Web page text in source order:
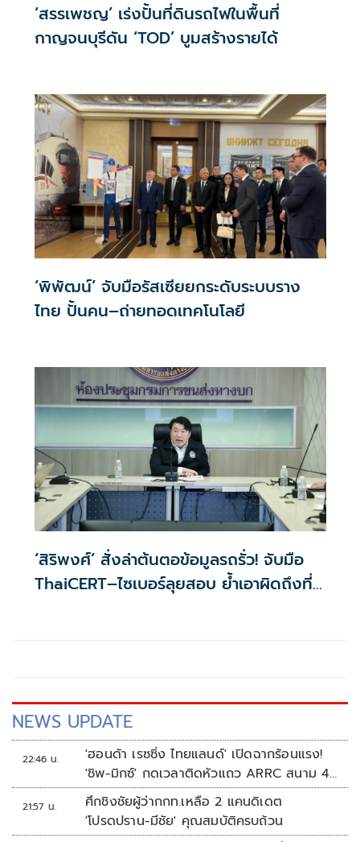
‘สรรเพชญ’ เร่งปั้นที่ดินรถไฟในพื้นที่
กาญจนบุรีดัน ‘TOD’ บูมสร้างรายได้
‘พิพัฒน์’ จับมือรัสเซียยกระดับระบบราง
ไทย ปั้นคน–ถ่ายทอดเทคโนโลยี
‘สิริพงศ์’ สั่งล่าต้นตอข้อมูลรถรั่ว! จับมือ
ThaiCERT–ไซเบอร์ลุยสอบ ย้ำเอาผิดถึงที่
NEWS UPDATE
22:46 น.
'ฮอนด้า เรซซิ่ง ไทยแลนด์' เปิดฉากร้อนแรง!
'ชิพ-มิกซ์' กดเวลาติดหัวแถว ARRC สนาม 4
ที่มัลดาลิกา
21:57 น.
ศึกชิงชัยผู้ว่ากกท.เหลือ 2 แคนดิเดต
'โปรดปราน-มีชัย' คุณสมบัติครบถ้วน